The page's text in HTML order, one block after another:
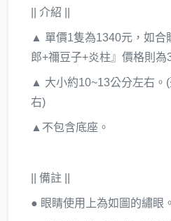
|| 介紹 ||
▲ 單價1隻為1340元，如合
郎+禰豆子+炎柱』價格則為
▲ 大小約10~13公分左右。
右)
▲不包含底座。
|| 備註 ||
● 眼睛使用上為如圖的繡眼。